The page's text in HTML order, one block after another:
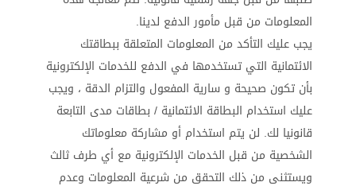
المعلومات من قبل مأمور الدفع لدينا.
يجب عليك التأكد من المعلومات المتعلقة ببطاقتك
الائتمانية التي تستخدمها في الدفع للخدمات الإلكترونية
بأن تكون صحيحة و سارية المفعول والتزام الدقة ، ويجب
عليك استخدام البطاقة الائتمانية / بطاقات مدى التابعة
قانونيا لك. لن يتم استخدام أو مشاركة معلوماتك
الشخصية من قبل الخدمات الإلكترونية مع أي طرف ثالث
ويستثنى من ذلك التحقق من شرعية المعلومات وعدم